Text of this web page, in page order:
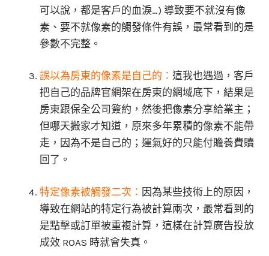
可以說，都是客戶的血淚…) 導致要不就沒有像
素、要不就像素的觸發條件有誤，最常看到的是
參數不完整。
誤以為房東的像素是自己的： 這我也遇過，客戶
把自己的品牌官網架在房東的網域底下，結果是
房東跟保全公司簽約，然後把像素分享給業主；
但哪天搬家才知道，原來多年累積的像素不能帶
走，因為不是自己的；運氣好的只能付贍養費贖
回了。
特定像素被觸發二次： 因為某些技術上的原因，
導致在網站的特定行為被計算兩次，最常看到的
是點擊或訂單被重複計算，這樣在計算廣告投放
成效 ROAS 時就會失真。